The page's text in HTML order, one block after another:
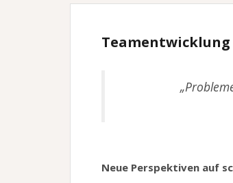
Teamentwicklung
Neue Perspektiven auf